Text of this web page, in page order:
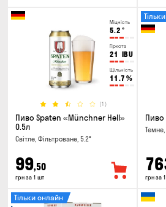
Міцність
5.2 °
Гіркота
21 IBU
Щільність
11.7 %
(1)
Пиво Spaten «Münchner Hell»
0.5л
Світле, Фільтроване, 5.2°
99,50
грн за 1 шт
Пиво
Темне,
грн за
Тільки онлайн